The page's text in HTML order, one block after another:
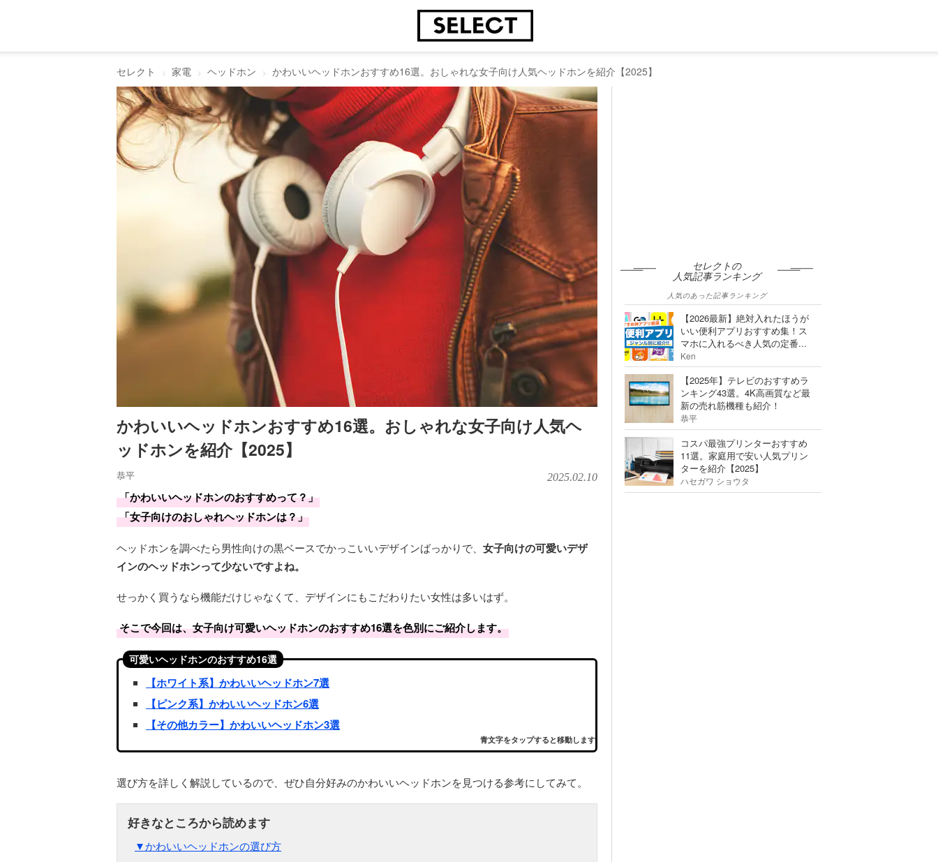
セレクト 家電 ヘッドホン かわいいヘッドホンおすすめ16選。おしゃれな女子向け人気ヘッドホンを紹介【2025】
かわいいヘッドホンおすすめ16選。おしゃれな女子向け人気ヘ
ッドホンを紹介【2025】
恭平 2025.02.10
「かわいいヘッドホンのおすすめって？」
「女子向けのおしゃれヘッドホンは？」
ヘッドホンを調べたら男性向けの黒ベースでかっこいいデザインばっかりで、 女子向けの可愛いデザ
インのヘッドホンって少ないですよね。
せっかく買うなら機能だけじゃなくて、デザインにもこだわりたい女性は多いはず。
そこで今回は、女子向け可愛いヘッドホンのおすすめ16選を色別にご紹介します。
可愛いヘッドホンのおすすめ16選
【ホワイト系】かわいいヘッドホン7選
【ピンク系】かわいいヘッドホン6選
【その他カラー】かわいいヘッドホン3選
青文字をタップすると移動します
選び方を詳しく解説しているので、ぜひ自分好みのかわいいヘッドホンを見つける参考にしてみて。
▼かわいいヘッドホンの選び方
セレクトの
人気記事ランキング
人気のあった記事ランキング
【2026最新】絶対入れたほうが
いい便利アプリおすすめ集！ス
マホに入れるべき人気の定番...
Ken
【2025年】テレビのおすすめラ
ンキング43選。4K高画質など最
新の売れ筋機種も紹介！
恭平
コスパ最強プリンターおすすめ
11選。家庭用で安い人気プリン
ターを紹介【2025】
ハセガワ ショウタ